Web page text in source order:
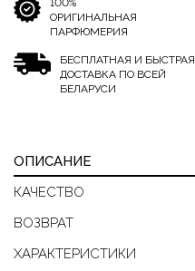
100%
ОРИГИНАЛЬНАЯ
ПАРФЮМЕРИЯ
БЕСПЛАТНАЯ И БЫСТРАЯ
ДОСТАВКА ПО ВСЕЙ
БЕЛАРУСИ
ОПИСАНИЕ
КАЧЕСТВО
ВОЗВРАТ
ХАРАКТЕРИСТИКИ